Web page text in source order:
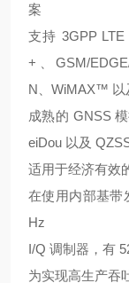
案
支持 3GPP LTE
+、GSM/
N、WiMAX™ 以
成熟的 GNSS
eiDou 以及
适用于经济有效
在使用内部基带
Hz
I/Q 调制器，有
为实现高生产吞